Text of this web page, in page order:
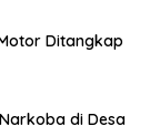
Ditangkap
di Desa